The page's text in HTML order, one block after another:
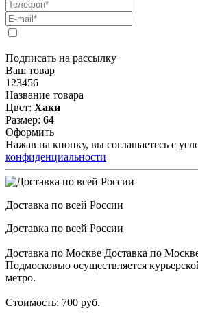
Подписать на рассылку
Ваш товар
123456
Название товара
Цвет: Хаки
Размер: 64
Оформить
Нажав на кнопку, вы соглашаетесь с
конфиденциальности
Доставка по всей России
Доставка по всей России
Доставка по Москве Доставка по
Подмосковью осуществляется
метро.
Стоимость: 700 руб.